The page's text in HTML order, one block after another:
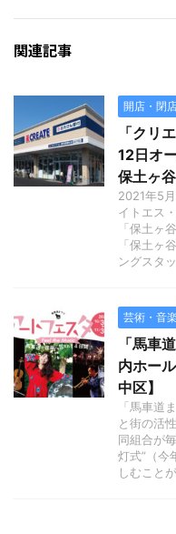
関連記事
開店・閉
「クリ
12日オ
保土ヶ谷
2021年5
イトエス
「保土ヶ
「保土ヶ
ングスタ
芸術・音楽
「馬車
内ホー
中区】
「馬車道
と街の活
同組合が
灯式”（今
しむこと